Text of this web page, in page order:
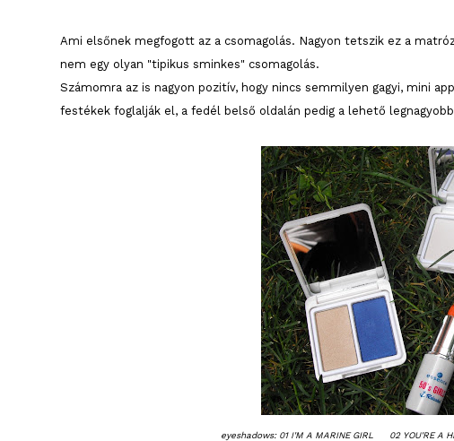
Ami elsőnek megfogott az a csomagolás. Nagyon tetszik ez a
nem egy olyan "tipikus sminkes" csomagolás.
Számomra az is nagyon pozitív, hogy nincs semmilyen gagyi, mini
festékek foglalják el, a fedél belső oldalán pedig a lehető
eyeshadows: 01 I'M A MARINE GIRL 02 YOU'RE A